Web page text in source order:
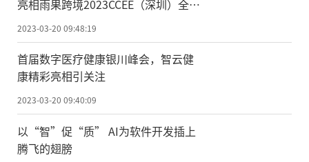
亮相雨果跨境2023CCEE（深圳）全球
2023-03-20 09:48:19
首届数字医疗健康银川峰会，智云健
康精彩亮相引关注
2023-03-20 09:40:09
以“智”促“质” AI为软件开发插上
腾飞的翅膀